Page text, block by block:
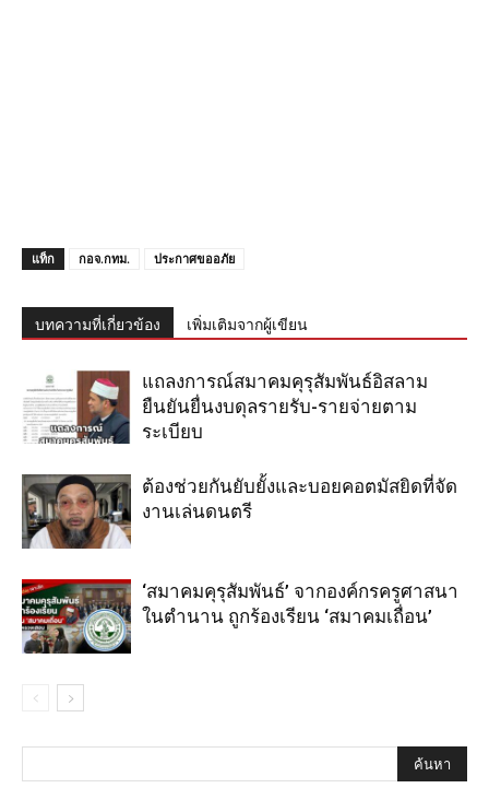
แท็ก กอจ.กทม. ประกาศขออภัย
บทความที่เกี่ยวข้อง เพิ่มเติมจากผู้เขียน
แถลงการณ์สมาคมคุรุสัมพันธ์อิสลาม
ยืนยันยื่นงบดุลรายรับ-รายจ่ายตาม
ระเบียบ
ต้องช่วยกันยับยั้งและบอยคอตมัสยิดที่จัด
งานเล่นดนตรี
‘สมาคมคุรุสัมพันธ์’ จากองค์กรครูศาสนา
ในตำนาน ถูกร้องเรียน ‘สมาคมเถื่อน’